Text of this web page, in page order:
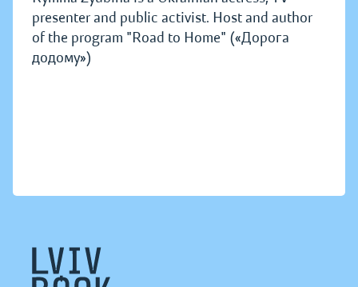
presenter and public activist. Host and author
of the program "Road to Home" («Дорога
додому»)